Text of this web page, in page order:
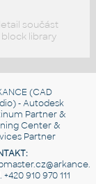
součást
library
(CAD
- Autodesk
Partner &
Center &
Partner
+420 910 970 111